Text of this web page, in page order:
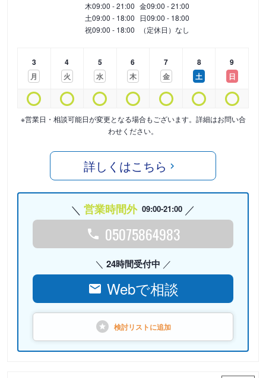
木09:00 - 21:00 金09:00 - 21:00
土09:00 - 18:00 日09:00 - 18:00
祝09:00 - 18:00 （定休日）なし
3
月
4
火
5
水
6
木
7
金
8
土
9
日
※営業日・相談可能日が変更となる場合もございます。詳細はお問い合
わせください。
詳しくはこちら
営業時間外 09:00-21:00
05075864983
24時間受付中
Webで相談
検討リストに追加